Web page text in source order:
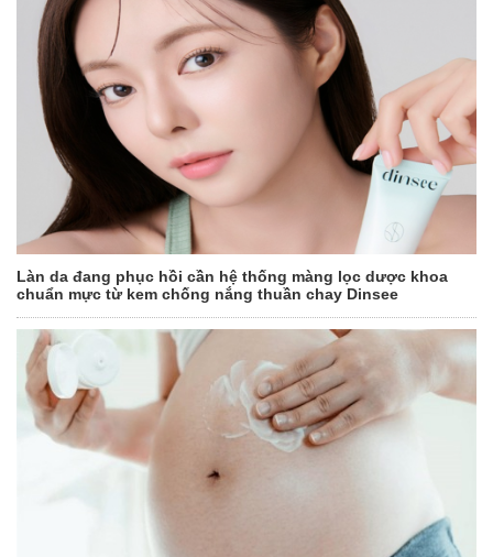
Làn da đang phục hồi cần hệ thống màng lọc dược khoa
chuẩn mực từ kem chống nắng thuần chay Dinsee